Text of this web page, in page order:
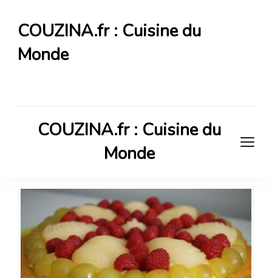
COUZINA.fr : Cuisine du
Monde
COUZINA.fr : Cuisine du
Monde